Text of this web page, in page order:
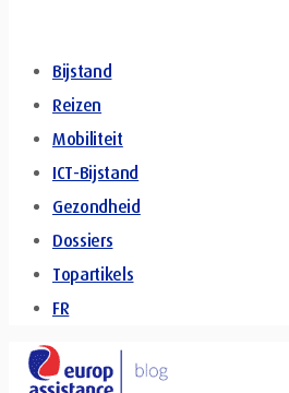
Bijstand
Reizen
Mobiliteit
ICT-Bijstand
Gezondheid
Dossiers
Topartikels
FR